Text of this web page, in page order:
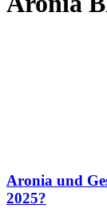
Aronia und
2025?